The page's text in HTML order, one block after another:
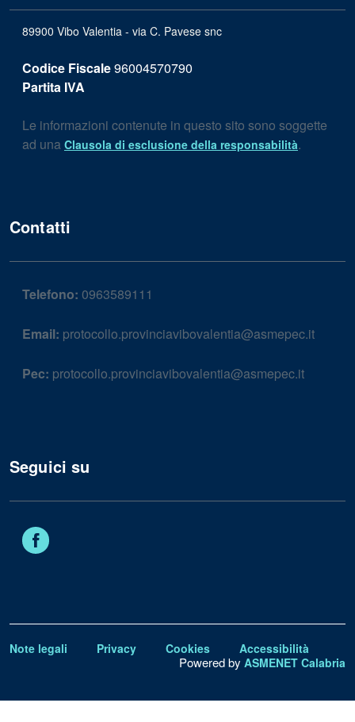
89900 Vibo Valentia - via C. Pavese snc
Codice Fiscale96004570790
Partita IVA
Le informazioni contenute in questo sito sono soggette
ad una Clausola di esclusione della responsabilità.
Contatti
Telefono: 0963589111
Email: protocollo.provinciavibovalentia@asmepec.it
Pec: protocollo.provinciavibovalentia@asmepec.it
Seguici su
Note legali Privacy Cookies Accessibilità
Powered by ASMENET Calabria